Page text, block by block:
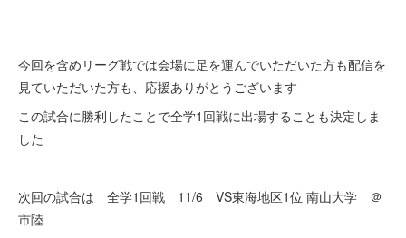
今回を含めリーグ戦では会場に足を運んでいただいた方も配信を
見ていただいた方も、応援ありがとうございます
この試合に勝利したことで全学1回戦に出場することも決定しま
した
次回の試合は 全学1回戦 11/6 VS東海地区1位 南山大学 ＠
市陸